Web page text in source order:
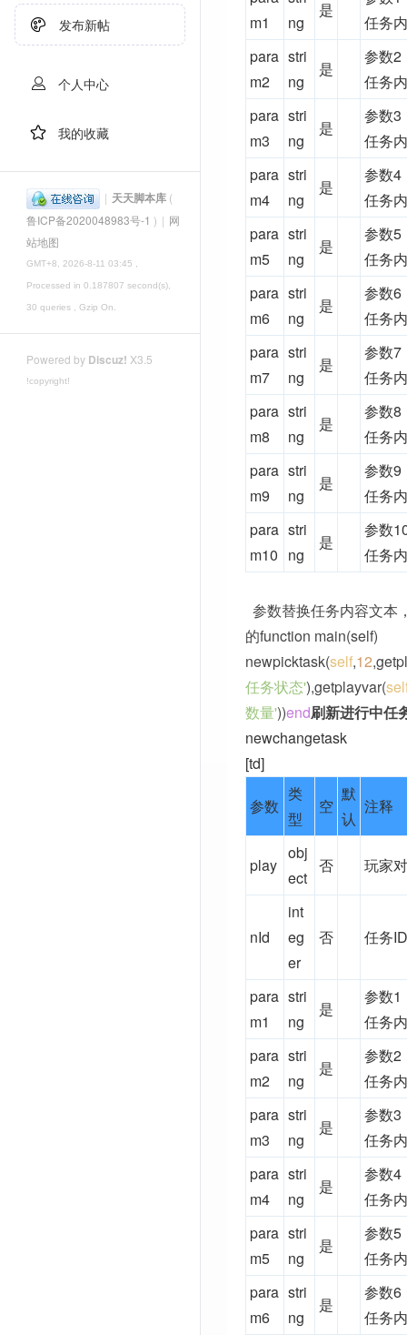
发布新帖
个人中心
我的收藏
| 天天脚本库 (
鲁ICP备2020048983号-1 ) | 网
站地图
GMT+8, 2026-8-11 03:45 ,
Processed in 0.187807 second(s),
30 queries , Gzip On.
Powered by Discuz! X3.5
!copyright!
m1
ng
是
任务
para
m2
stri
ng
是
参数2
任务
para
m3
stri
ng
是
参数3
任务
para
m4
stri
ng
是
参数4
任务
para
m5
stri
ng
是
参数5
任务
para
m6
stri
ng
是
参数6
任务
para
m7
stri
ng
是
参数7
任务
para
m8
stri
ng
是
参数8
任务
para
m9
stri
ng
是
参数9
任务
para
m10
stri
ng
是
参数
任务
参数替换任务内容文本
的function main(self)
newpicktask(self,12
任务状态'),getplayvar(
数量'))end刷新进行中任
newchangetask
[td]
参数
类
型
空
默
认
注释
play
obj
ect
否 玩家
nId
int
eg
er
否 任务ID
para
m1
stri
ng
是
参数1
任务
para
m2
stri
ng
是
参数2
任务
para
m3
stri
ng
是
参数3
任务
para
m4
stri
ng
是
参数4
任务
para
m5
stri
ng
是
参数5
任务
para
m6
stri
ng
是
参数6
任务